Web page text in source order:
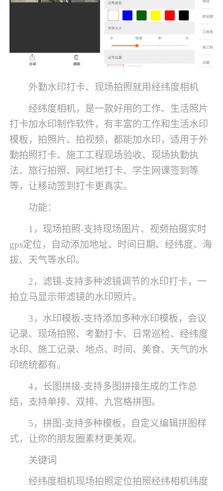
外勤水印打卡、现场拍照就用经纬度相机
经纬度相机，是一款好用的工作、生活照片
打卡加水印制作软件，有丰富的工作和生活水印
模板，拍照片、拍视频，都能加水印，适用于外
勤拍照打卡、施工工程现场验收、现场执勤执
法、旅行拍照、网红地打卡、学生网课签到等
等，让移动签到打卡更真实。
功能：
1，现场拍照-支持现场图片、视频拍摄实时
gps定位，自动添加地址、时间日期、经纬度、海
拔、天气等水印。
2，滤镜-支持多种滤镜调节的水印打卡，一
拍立马显示带滤镜的水印照片。
3，水印模板-支持添加多种水印模板，会议
记录、现场拍照、考勤打卡、日常巡检、经纬度
水印、施工记录、地点、时间、美食、天气的水
印统统都有。
4，长图拼接-支持多图拼接生成的工作总
结，支持单排、双排、九宫格拼图。
5，拼图-支持多种模板，自定义编辑拼图样
式，让你的朋友圈素材更美观。
关键词
经纬度相机现场拍照定位拍照经纬相机纬度